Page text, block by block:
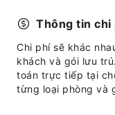
Thông tin chi
Chi phí sẽ khác
khách và gói lưu
toán trực tiếp tại
từng loại phòng và